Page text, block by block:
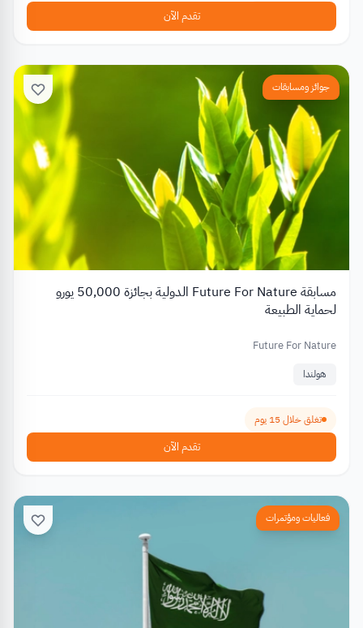
تقدم الآن
جوائز ومسابقات
مسابقة Future For Nature الدولية بجائزة 50,000 يورو
لحماية الطبيعة
Future For Nature
هولندا
تغلق خلال 15 يوم
تقدم الآن
فعاليات ومؤتمرات